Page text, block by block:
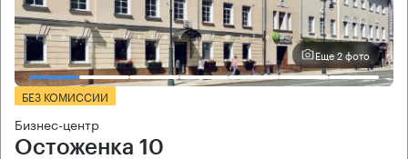
Еще 2 фото
БЕЗ КОМИССИИ
Бизнес-центр
Остоженка 10